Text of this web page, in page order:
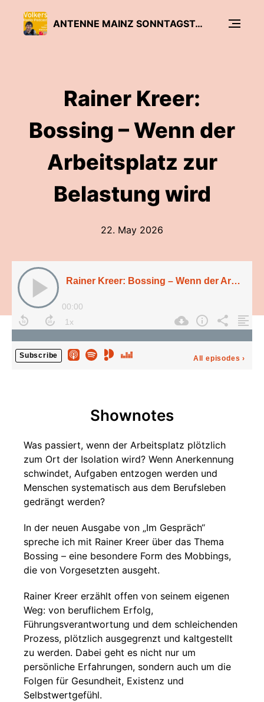
ANTENNE MAINZ SONNTAGSTALK MIT VOLKER PIETZSCH
Rainer Kreer:
Bossing – Wenn der
Arbeitsplatz zur
Belastung wird
22. May 2026
Rainer Kreer: Bossing – Wenn der Arbeitsplatz zur Belastung wird
00:00
Subscribe All episodes ›
Shownotes
Was passiert, wenn der Arbeitsplatz plötzlich
zum Ort der Isolation wird? Wenn Anerkennung
schwindet, Aufgaben entzogen werden und
Menschen systematisch aus dem Berufsleben
gedrängt werden?
In der neuen Ausgabe von „Im Gespräch“
spreche ich mit Rainer Kreer über das Thema
Bossing – eine besondere Form des Mobbings,
die von Vorgesetzten ausgeht.
Rainer Kreer erzählt offen von seinem eigenen
Weg: von beruflichem Erfolg,
Führungsverantwortung und dem schleichenden
Prozess, plötzlich ausgegrenzt und kaltgestellt
zu werden. Dabei geht es nicht nur um
persönliche Erfahrungen, sondern auch um die
Folgen für Gesundheit, Existenz und
Selbstwertgefühl.